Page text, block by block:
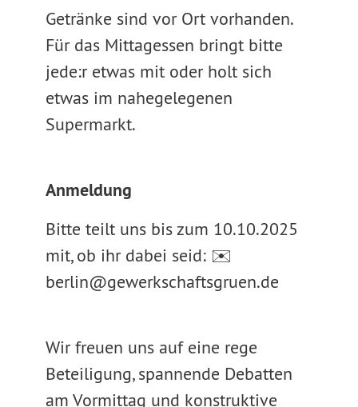
Getränke sind vor Ort vorhanden.
Für das Mittagessen bringt bitte
jede:r etwas mit oder holt sich
etwas im nahegelegenen
Supermarkt.
Anmeldung
Bitte teilt uns bis zum 10.10.2025
mit, ob ihr dabei seid: ✉️
berlin@gewerkschaftsgruen.de
Wir freuen uns auf eine rege
Beteiligung, spannende Debatten
am Vormittag und konstruktive